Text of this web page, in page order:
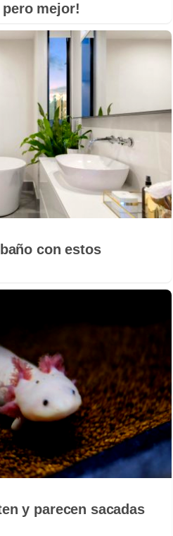
pero mejor!
con estos
y parecen sacadas